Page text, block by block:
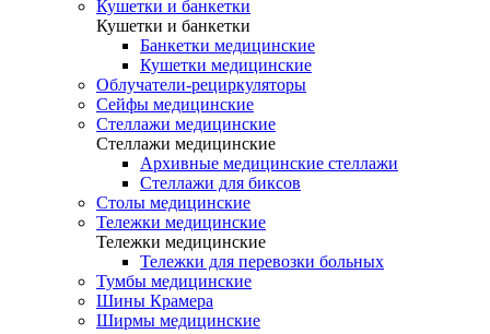
Кушетки и банкетки
Кушетки и банкетки
Банкетки медицинские
Кушетки медицинские
Облучатели-рециркуляторы
Сейфы медицинские
Стеллажи медицинские
Стеллажи медицинские
Архивные медицинские стеллажи
Стеллажи для биксов
Столы медицинские
Тележки медицинские
Тележки медицинские
Тележки для перевозки больных
Тумбы медицинские
Шины Крамера
Ширмы медицинские